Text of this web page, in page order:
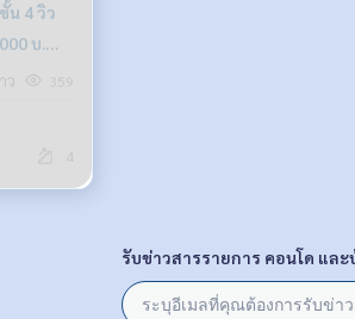
น 4 วิว
บ.
ว 359
4
รับข่าวสารรายการ คอนโด และ